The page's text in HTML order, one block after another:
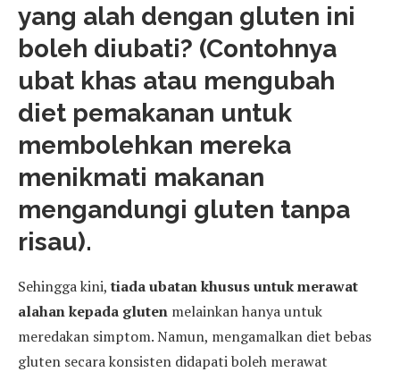
yang alah dengan gluten ini
boleh diubati? (Contohnya
ubat khas atau mengubah
diet pemakanan untuk
membolehkan mereka
menikmati makanan
mengandungi gluten tanpa
risau).
Sehingga kini,tiada ubatan khusus untuk merawat
alahan kepada gluten melainkan hanya untuk
meredakan simptom. Namun, mengamalkan diet bebas
gluten secara konsisten didapati boleh merawat